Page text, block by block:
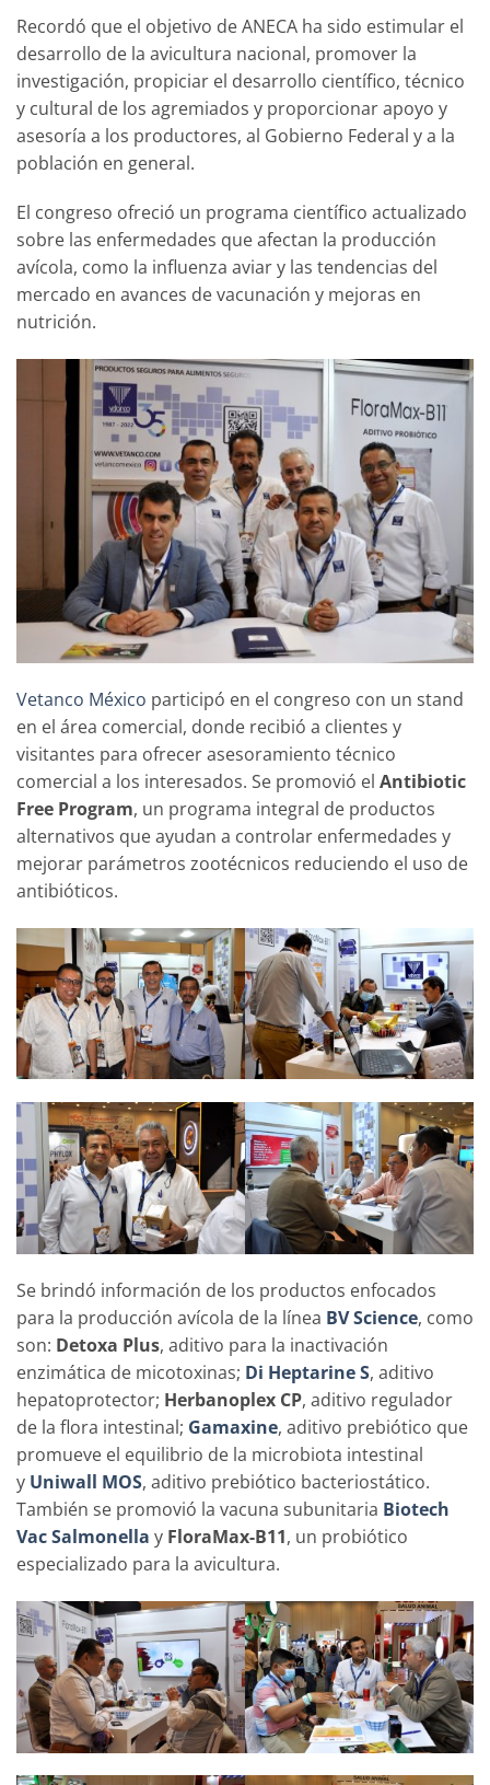
Recordó que el objetivo de ANECA ha sido estimular el
desarrollo de la avicultura nacional, promover la
investigación, propiciar el desarrollo científico, técnico
y cultural de los agremiados y proporcionar apoyo y
asesoría a los productores, al Gobierno Federal y a la
población en general.
El congreso ofreció un programa científico actualizado
sobre las enfermedades que afectan la producción
avícola, como la influenza aviar y las tendencias del
mercado en avances de vacunación y mejoras en
nutrición.
Vetanco México participó en el congreso con un stand
en el área comercial, donde recibió a clientes y
visitantes para ofrecer asesoramiento técnico
comercial a los interesados. Se promovió el Antibiotic
Free Program, un programa integral de productos
alternativos que ayudan a controlar enfermedades y
mejorar parámetros zootécnicos reduciendo el uso de
antibióticos.
Se brindó información de los productos enfocados
para la producción avícola de la línea BVScience, como
son: Detoxa Plus, aditivo para la inactivación
enzimática de micotoxinas; Di Heptarine S, aditivo
hepatoprotector; Herbanoplex CP, aditivo regulador
de la flora intestinal; Gamaxine, aditivo prebiótico que
promueve el equilibrio de la microbiota intestinal
y Uniwall MOS, aditivo prebiótico bacteriostático.
También se promovió la vacuna subunitaria Biotech
Vac Salmonella y FloraMax-B11, un probiótico
especializado para la avicultura.